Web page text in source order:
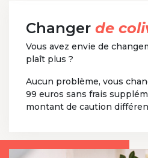
Changer de
Vous avez envie de
plaît plus ?
Aucun problème, vous
99 euros sans frais
montant de caution